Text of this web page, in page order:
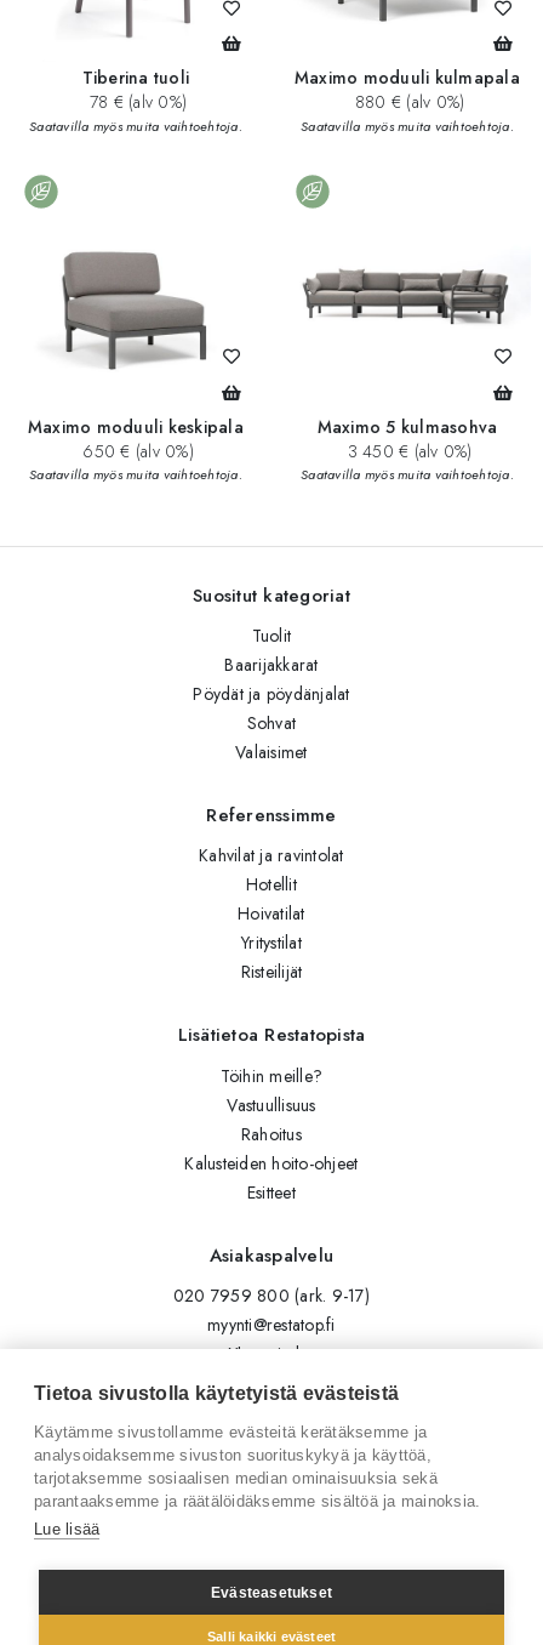
Tiberina tuoli
78 € (alv 0%)
Saatavilla myös muita vaihtoehtoja.
Maximo moduuli kulmapala
880 € (alv 0%)
Saatavilla myös muita vaihtoehtoja.
Maximo moduuli keskipala
650 € (alv 0%)
Saatavilla myös muita vaihtoehtoja.
Maximo 5 kulmasohva
3 450 € (alv 0%)
Saatavilla myös muita vaihtoehtoja.
Suositut kategoriat
Tuolit
Baarijakkarat
Pöydät ja pöydänjalat
Sohvat
Valaisimet
Referenssimme
Kahvilat ja ravintolat
Hotellit
Hoivatilat
Yritystilat
Risteilijät
Lisätietoa Restatopista
Töihin meille?
Vastuullisuus
Rahoitus
Kalusteiden hoito-ohjeet
Esitteet
Asiakaspalvelu
020 7959 800 (ark. 9-17)
myynti@restatop.fi
Yhteystiedot
Lähetä viesti
Seuraa meitä
Tilaa uutiskirje
Facebook
Tietoa sivustolla käytetyistä evästeistä
Käytämme sivustollamme evästeitä kerätäksemme ja
analysoidaksemme sivuston suorituskykyä ja käyttöä,
tarjotaksemme sosiaalisen median ominaisuuksia sekä
parantaaksemme ja räätälöidäksemme sisältöä ja mainoksia.
Lue lisää
Evästeasetukset
Salli kaikki evästeet